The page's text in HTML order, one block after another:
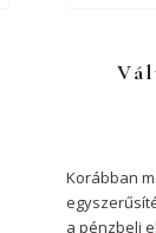
Korábban
a pénzbeli